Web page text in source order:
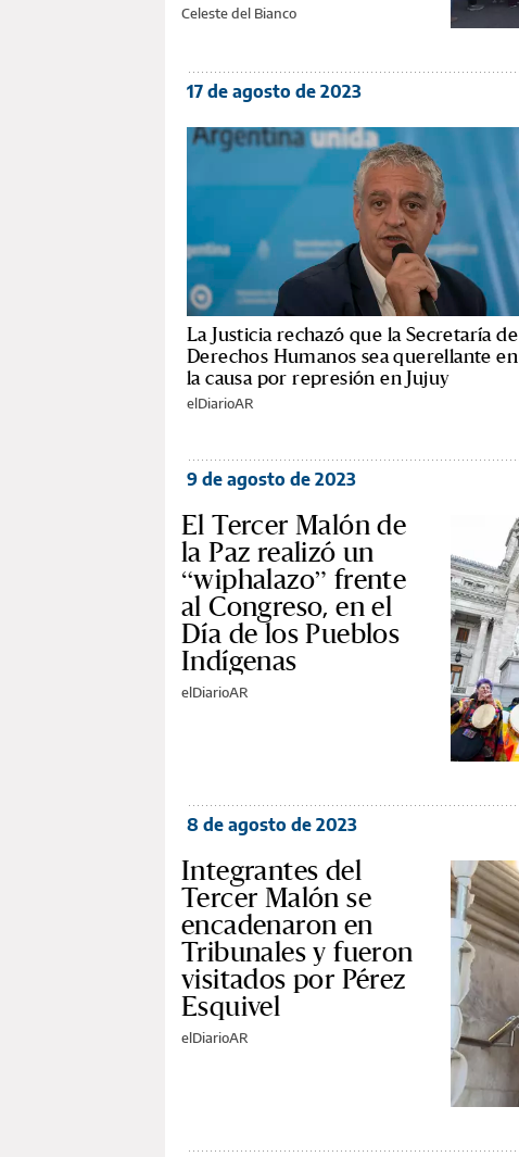
Celeste del Bianco
17 de agosto de 2023
La Justicia rechazó que la Secretaría de
Derechos Humanos sea querellante en
la causa por represión en Jujuy
elDiarioAR
9 de agosto de 2023
El Tercer Malón de
la Paz realizó un
“wiphalazo” frente
al Congreso, en el
Día de los Pueblos
Indígenas
elDiarioAR
8 de agosto de 2023
Integrantes del
Tercer Malón se
encadenaron en
Tribunales y fueron
visitados por Pérez
Esquivel
elDiarioAR